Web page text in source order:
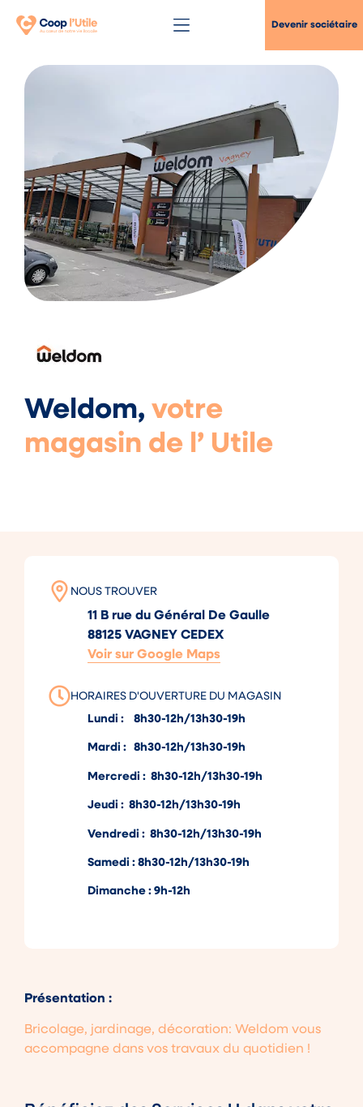
Devenir sociétaire
Weldom, votre
magasin de l’ Utile
NOUS TROUVER
11 B rue du Général De Gaulle
88125 VAGNEY CEDEX
Voir sur Google Maps
HORAIRES D'OUVERTURE DU MAGASIN
Lundi : 8h30-12h/13h30-19h
Mardi : 8h30-12h/13h30-19h
Mercredi : 8h30-12h/13h30-19h
Jeudi : 8h30-12h/13h30-19h
Vendredi : 8h30-12h/13h30-19h
Samedi : 8h30-12h/13h30-19h
Dimanche : 9h-12h
Présentation :
Bricolage, jardinage, décoration: Weldom vous
accompagne dans vos travaux du quotidien !